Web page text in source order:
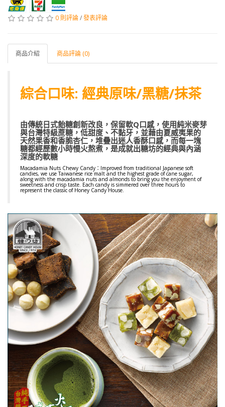
0 則評論/發表評論
商品介紹 商品評論 (0)
綜合口味: 經典原味/黑糖/抹茶
由傳統日式飴糖創新改良，保留軟Q口感，使用純米麥芽
與台灣特級蔗糖，低甜度、不黏牙，並藉由夏威夷果的
天然果香和香脆杏仁，堆疊出迷人香酥口感，而每一塊
糖都經歷數小時慢火熬煮，是成就出糖坊的經典與內涵
深度的軟糖
Macadamia Nuts Chewy Candy：Improved from traditional Japanese soft
candies, we use Taiwanese rice malt and the highest grade of cane sugar,
along with the macadamia nuts and almonds to bring you the enjoyment of
sweetness and crisp taste. Each candy is simmered over three hours to
represent the classic of Honey Candy House.